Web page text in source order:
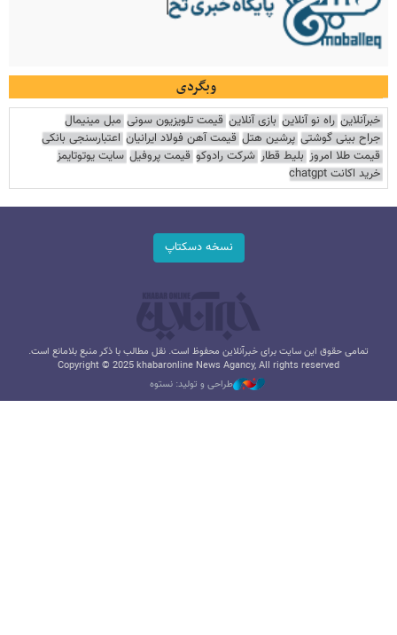
وبگردی
خبرآنلاین راه نو آنلاین بازی آنلاین قیمت تلویزیون سونی مبل مینیمال
جراح بینی گوشتی پرشین هتل قیمت آهن فولاد ایرانیان اعتبارسنجی بانکی
قیمت طلا امروز بلیط قطار شرکت رادوکو قیمت پروفیل سایت یوتوتایمز
خرید اکانت chatgpt
نسخه دسکتاپ
تمامی حقوق این سایت برای خبرآنلاین محفوظ است. نقل مطالب با ذکر منبع بلامانع است.
Copyright © 2025 khabaronline News Agancy, All rights reserved
طراحی و تولید: نستوه